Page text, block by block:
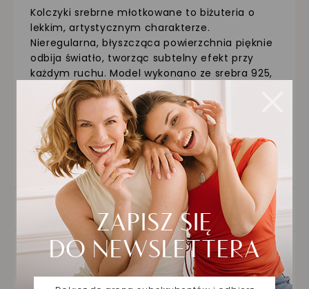
Kolczyki srebrne młotkowane to biżuteria o
lekkim, artystycznym charakterze.
Nieregularna, błyszcząca powierzchnia pięknie
odbija światło, tworząc subtelny efekt przy
każdym ruchu. Model wykonano ze srebra 925,
co gwarantuje trwałość i szlachetne
wykończenie. Ich forma przyciąga uwagę
niestandardowym kształtem i delikatnym
połyskiem. To propozycja dla kobiet, które
cenią minimalizm z charakterem i lubią
wyróżniać się detalem w codziennych
stylizacjach.
SZCZEGÓŁY PRODUKTU
DOSTAWA ORAZ ZWROTY